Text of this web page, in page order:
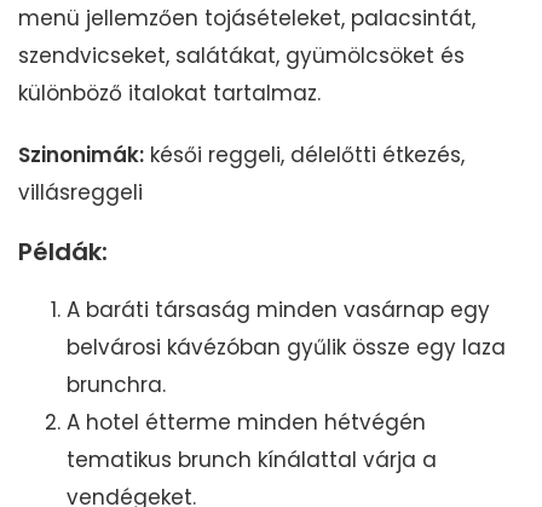
menü jellemzően tojásételeket, palacsintát,
szendvicseket, salátákat, gyümölcsöket és
különböző italokat tartalmaz.
Szinonimák: késői reggeli, délelőtti étkezés,
villásreggeli
Példák:
A baráti társaság minden vasárnap egy
belvárosi kávézóban gyűlik össze egy laza
brunchra.
A hotel étterme minden hétvégén
tematikus brunch kínálattal várja a
vendégeket.